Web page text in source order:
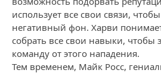
использует все свои связи,
негативный фон. Харви
собрать все свои навыки, чтобы
команду от этого нападения.
Тем временем, Майк Росс,